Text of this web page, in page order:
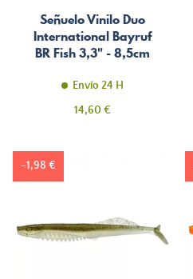
Señuelo Vinilo Duo
International Bayruf
BR Fish 3,3" - 8,5cm
Envío 24 H
Precio
14,60 €
-1,98 €